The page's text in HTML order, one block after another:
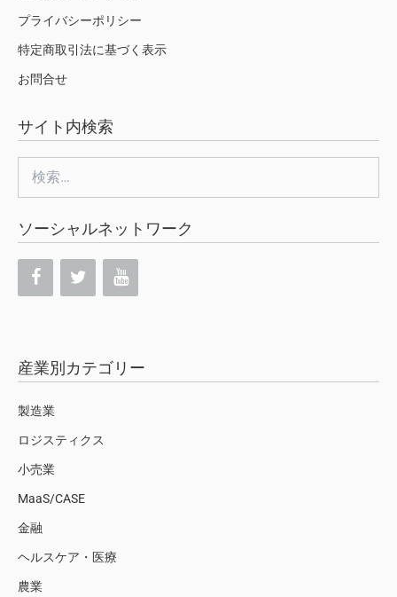
プライバシーポリシー
特定商取引法に基づく表示
お問合せ
サイト内検索
索:
ソーシャルネットワーク
産業別カテゴリー
製造業
ロジスティクス
小売業
MaaS/CASE
金融
ヘルスケア・医療
農業